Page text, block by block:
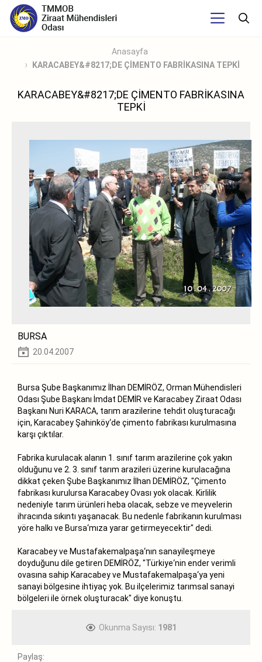
Anasayfa
KARACABEY&#8217;DE ÇİMENTO FABRİKASINA TEPKİ
KARACABEY&#8217;DE ÇİMENTO FABRİKASINA
TEPKİ
BURSA
20.04.2007
Bursa Şube Başkanımız İlhan DEMİRÖZ, Orman Mühendisleri
Odası Şube Başkanı İmdat DEMİR ve Karacabey Ziraat Odası
Başkanı Nuri KARACA, tarım arazilerine tehdit oluşturacağı
için, Karacabey Şahinköy‘de çimento fabrikası kurulmasına
karşı çıktılar.
Fabrika kurulacak alanın 1. sınıf tarım arazilerine çok yakın
olduğunu ve 2. 3. sınıf tarım arazileri üzerine kurulacağına
dikkat çeken Şube Başkanımız İlhan DEMİRÖZ, "Çimento
fabrikası kurulursa Karacabey Ovası yok olacak. Kirlilik
nedeniyle tarım ürünleri heba olacak, sebze ve meyvelerin
ihracında sıkıntı yaşanacak. Bu nedenle fabrikanın kurulması
yöre halkı ve Bursa‘mıza yarar getirmeyecektir" dedi.
Karacabey ve Mustafakemalpaşa‘nın sanayileşmeye
doyduğunu dile getiren DEMİRÖZ, "Türkiye‘nin ender verimli
ovasına sahip Karacabey ve Mustafakemalpaşa‘ya yeni
sanayi bölgesine ihtiyaç yok. Bu ilçelerimiz tarımsal sanayi
bölgeleri ile örnek oluşturacak" diye konuştu.
Okunma Sayısı: 1981
Paylaş: